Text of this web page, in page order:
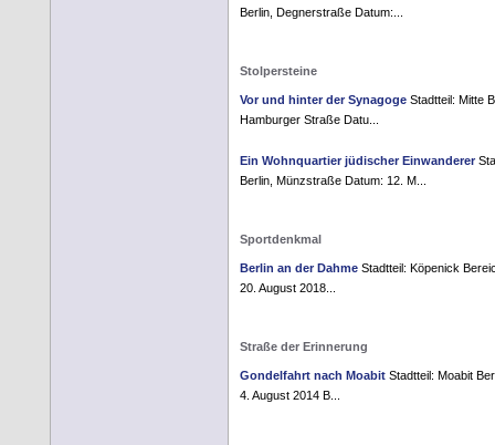
Berlin, Degnerstraße Datum:...
Stolpersteine
Vor und hinter der Synagoge Stadtteil: Mitte
Hamburger Straße Datu...
Ein Wohnquartier jüdischer Einwanderer
Berlin, Münzstraße Datum: 12. M...
Sportdenkmal
Berlin an der Dahme Stadtteil: Köpenick
20. August 2018...
Straße der Erinnerung
Gondelfahrt nach Moabit Stadtteil: Moabit
4. August 2014 B...